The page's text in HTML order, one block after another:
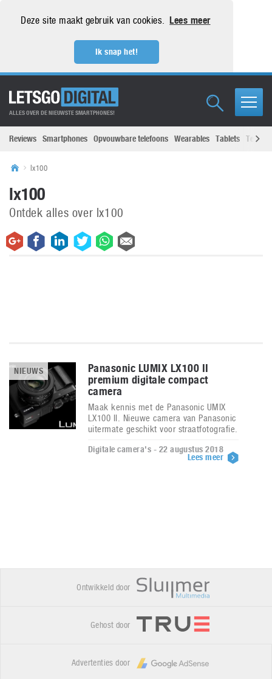
Deze site maakt gebruik van cookies. Lees meer
Ik snap het!
ALLES OVER DE NIEUWSTE SMARTPHONES!
Reviews Smartphones Opvouwbare telefoons Wearables Tablets
lx100
lx100
Ontdek alles over lx100
NIEUWS
Panasonic LUMIX LX100 II
premium digitale compact
camera
Maak kennis met de Panasonic UMIX
LX100 II. Nieuwe camera van Panasonic
uitermate geschikt voor straatfotografie.
Digitale camera's - 22 augustus 2018
Lees meer
Ontwikkeld door
Gehost door
Advertenties door